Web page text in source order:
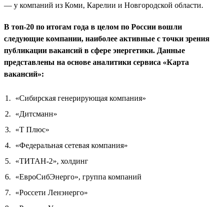
— у компаний из Коми, Карелии и Новгородской области.
В топ-20 по итогам года в целом по России вошли
следующие компании, наиболее активные с точки зрения
публикации вакансий в сфере энергетики. Данные
представлены на основе аналитики сервиса «Карта
вакансий»:
«Сибирская генерирующая компания»
«Дитсманн»
«Т Плюс»
«Федеральная сетевая компания»
«ТИТАН-2», холдинг
«ЕвроСибЭнерго», группа компаний
«Россети Ленэнерго»